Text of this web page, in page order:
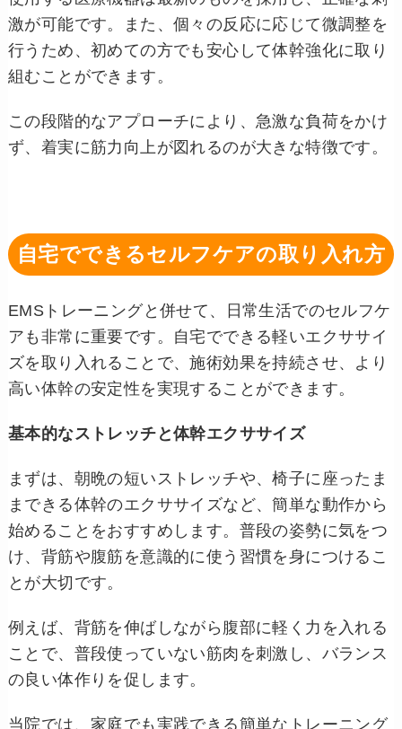
激が可能です。また、個々の反応に応じて微調整を
行うため、初めての方でも安心して体幹強化に取り
組むことができます。
この段階的なアプローチにより、急激な負荷をかけ
ず、着実に筋力向上が図れるのが大きな特徴です。
自宅でできるセルフケアの取り入れ方
EMSトレーニングと併せて、日常生活でのセルフケ
アも非常に重要です。自宅でできる軽いエクササイ
ズを取り入れることで、施術効果を持続させ、より
高い体幹の安定性を実現することができます。
基本的なストレッチと体幹エクササイズ
まずは、朝晩の短いストレッチや、椅子に座ったま
まできる体幹のエクササイズなど、簡単な動作から
始めることをおすすめします。普段の姿勢に気をつ
け、背筋や腹筋を意識的に使う習慣を身につけるこ
とが大切です。
例えば、背筋を伸ばしながら腹部に軽く力を入れる
ことで、普段使っていない筋肉を刺激し、バランス
の良い体作りを促します。
当院では、家庭でも実践できる簡単なトレーニング